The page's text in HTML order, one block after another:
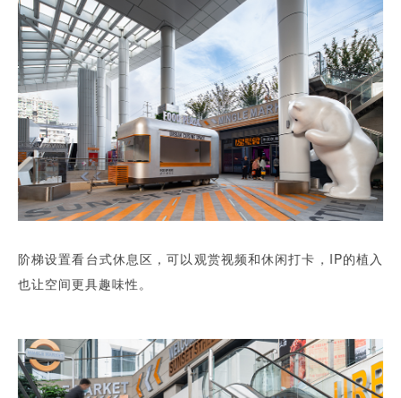
阶梯设置看台式休息区，可以观赏视频和休闲打卡，IP的植入
也让空间更具趣味性。